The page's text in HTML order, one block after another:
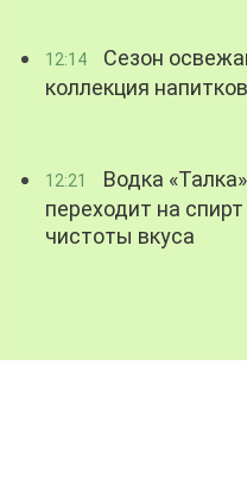
12:14
Сезон
коллекция
12:21
Водка
переходит на
чистоты вкуса